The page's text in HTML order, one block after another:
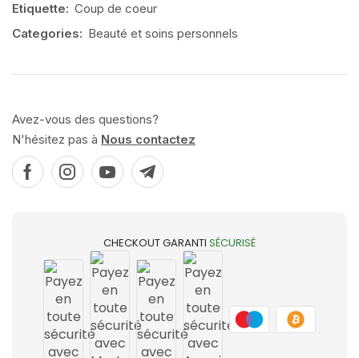
Etiquette: Coup de coeur
Categories: Beauté et soins personnels
Avez-vous des questions?
N'hésitez pas à Nous contactez
CHECKOUT GARANTI SÉCURISÉ